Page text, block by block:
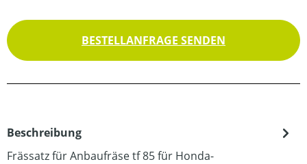
BESTELLANFRAGE SENDEN
Beschreibung
Frässatz für Anbaufräse tf 85 für Honda-